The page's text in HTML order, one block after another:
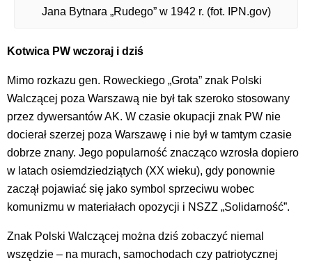
Jana Bytnara „Rudego” w 1942 r. (fot. IPN.gov)
Kotwica PW wczoraj i dziś
Mimo rozkazu gen. Roweckiego „Grota” znak Polski
Walczącej poza Warszawą nie był tak szeroko stosowany
przez dywersantów AK. W czasie okupacji znak PW nie
docierał szerzej poza Warszawę i nie był w tamtym czasie
dobrze znany. Jego popularność znacząco wzrosła dopiero
w latach osiemdziedziątych (XX wieku), gdy ponownie
zaczął pojawiać się jako symbol sprzeciwu wobec
komunizmu w materiałach opozycji i NSZZ „Solidarność”.
Znak Polski Walczącej można dziś zobaczyć niemal
wszędzie – na murach, samochodach czy patriotycznej